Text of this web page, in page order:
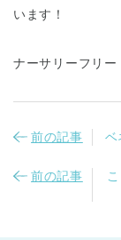
います！
ナーサリーフリ
前の記事 ベ
前の記事